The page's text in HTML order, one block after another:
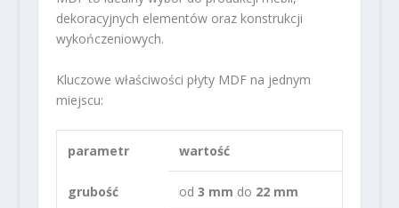
dekoracyjnych elementów oraz konstrukcji
wykończeniowych.
Kluczowe właściwości płyty MDF na jednym
miejscu:
parametr wartość
grubość od 3 mm do 22 mm